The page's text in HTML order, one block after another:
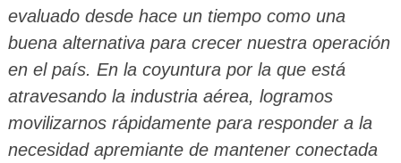
evaluado desde hace un tiempo como una
buena alternativa para crecer nuestra operación
en el país. En la coyuntura por la que está
atravesando la industria aérea, logramos
movilizarnos rápidamente para responder a la
necesidad apremiante de mantener conectada